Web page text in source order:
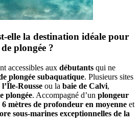
elle la destination idéale pour
plongée ?
accessibles aux débutants qui ne
plongée subaquatique. Plusieurs sites
l’Île-Rousse ou la baie de Calvi,
plongée. Accompagné d’un plongeur
6 mètres de profondeur en moyenne et
sous-marines exceptionnelles de la